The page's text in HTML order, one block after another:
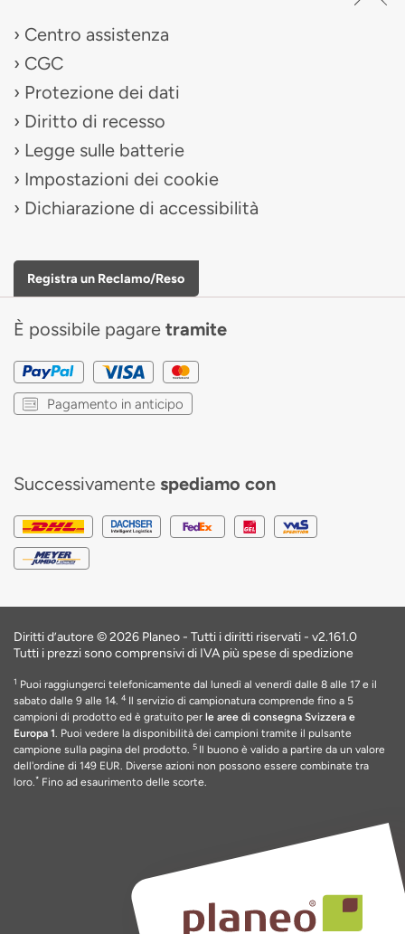
Centro assistenza
CGC
Protezione dei dati
Diritto di recesso
Legge sulle batterie
Impostazioni dei cookie
Dichiarazione di accessibilità
Registra un Reclamo/Reso
È possibile pagare tramite
Pagamento in anticipo
Successivamente spediamo con
Diritti d’autore © 2026 Planeo - Tutti i diritti riservati - v2.161.0
Tutti i prezzi sono comprensivi di IVA più spese di spedizione
1 Puoi raggiungerci telefonicamente dal lunedì al venerdì dalle 8 alle 17 e il
sabato dalle 9 alle 14. 4 Il servizio di campionatura comprende fino a 5
campioni di prodotto ed è gratuito per le aree di consegna Svizzera e
Europa 1. Puoi vedere la disponibilità dei campioni tramite il pulsante
campione sulla pagina del prodotto. 5 Il buono è valido a partire da un valore
dell'ordine di 149 EUR. Diverse azioni non possono essere combinate tra
loro.* Fino ad esaurimento delle scorte.